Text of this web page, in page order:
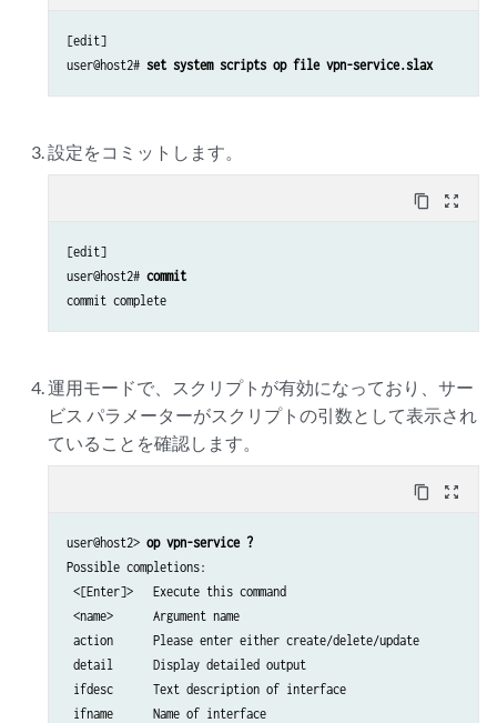
[edit]
user@host2# set system scripts op file vpn-service.slax
設定をコミットします。
content_copy zoom_out_map
[edit]
user@host2# commit
運用モードで、スクリプトが有効になっており、サー
ビス パラメーターがスクリプトの引数として表示され
ていることを確認します。
content_copy zoom_out_map
user@host2> op vpn-service ?
Possible completions:
<[Enter]>   Execute this command
<name>      Argument name
action      Please enter either create/delete/update
detail      Display detailed output
ifdesc      Text description of interface
ifname      Name of interface